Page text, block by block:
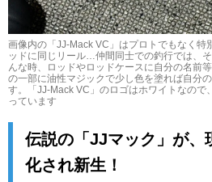
画像内の「JJ-Mack VC」はプロトでもなく特
ッドに同じリール…仲間同士での釣行では、
んな時、ロッドやロッドケースに自分の名前
の一部に油性マジックで少し色を塗れば自分
す。「JJ-Mack VC」のロゴはホワイトなので
っています
伝説の「JJマック」が、
化され新生！